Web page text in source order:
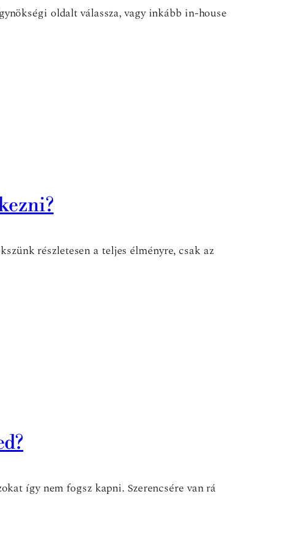
oldalt válassza, vagy inkább in-house
részletesen a teljes élményre, csak az
így nem fogsz kapni. Szerencsére van rá